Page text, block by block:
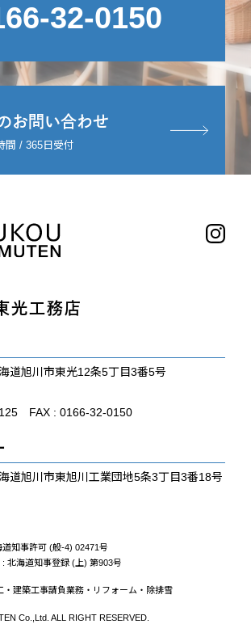
32-0150
お問い合わせ
間 / 365日受付
光工務店
道旭川市東光12条5丁目3番5号
FAX :0166-32-0150
道旭川市東旭川工業団地5条3丁目3番18号
知事許可 (般-4) 02471号
北海道知事登録 (上) 第903号
・建築工事請負業務・リフォーム・除排雪
Co.,Ltd. ALL RIGHT RESERVED.